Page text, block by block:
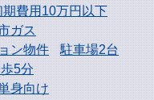
期費用10万円以下
ガス
ン物件
駐車場2台
5分
身向け